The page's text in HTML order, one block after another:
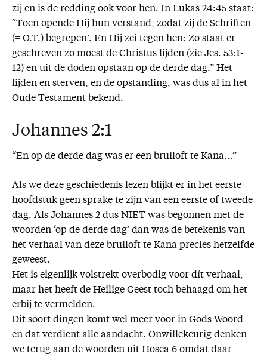
zij en is de redding ook voor hen. In Lukas 24:45 staat:
“Toen opende Hij hun verstand, zodat zij de Schriften
(= O.T.) begrepen’. En Hij zei tegen hen: Zo staat er
geschreven zo moest de Christus lijden (zie Jes. 53:1-
12) en uit de doden opstaan op de derde dag.” Het
lijden en sterven, en de opstanding, was dus al in het
Oude Testament bekend.
Johannes 2:1
“En op de derde dag was er een bruiloft te Kana...”
Als we deze geschiedenis lezen blijkt er in het eerste
hoofdstuk geen sprake te zijn van een eerste of tweede
dag. Als Johannes 2 dus NIET was begonnen met de
woorden ‘op de derde dag’ dan was de betekenis van
het verhaal van deze bruiloft te Kana precies hetzelfde
geweest.
Het is eigenlijk volstrekt overbodig voor dít verhaal,
maar het heeft de Heilige Geest toch behaagd om het
erbij te vermelden.
Dit soort dingen komt wel meer voor in Gods Woord
en dat verdient alle aandacht. Onwillekeurig denken
we terug aan de woorden uit Hosea 6 omdat daar